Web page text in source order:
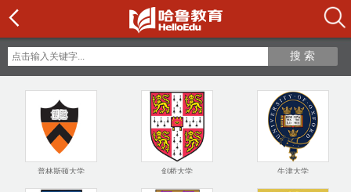
搜 索
普林斯顿大学 剑桥大学 牛津大学